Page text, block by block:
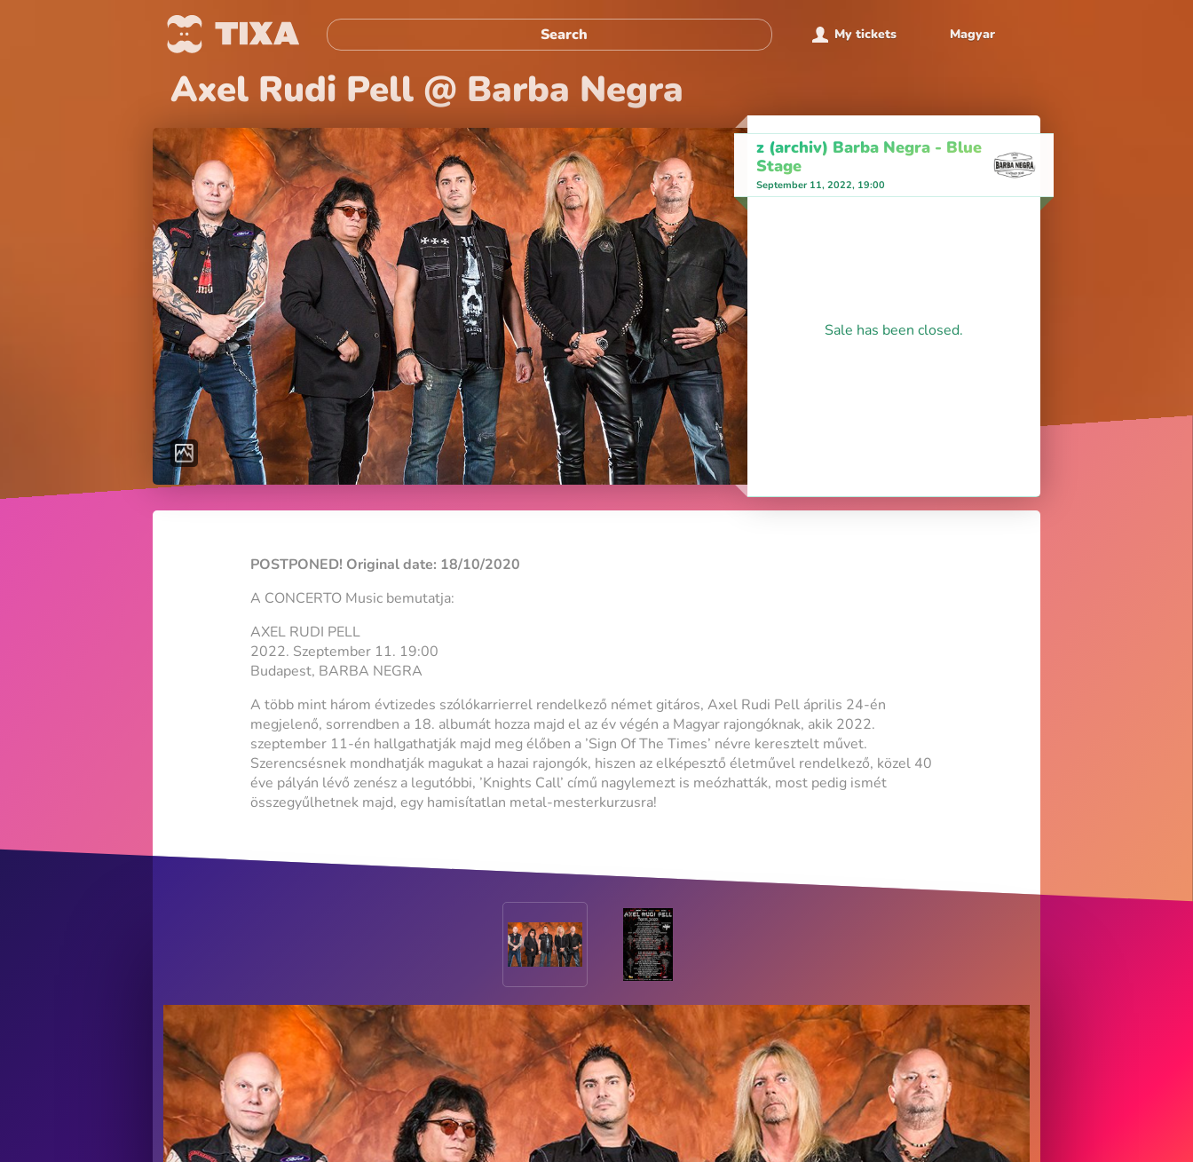
My tickets Magyar
Axel Rudi Pell @ Barba Negra
z (archiv) Barba Negra - Blue
Stage
September 11, 2022, 19:00
Sale has been closed.
POSTPONED! Original date: 18/10/2020
A CONCERTO Music bemutatja:
AXEL RUDI PELL
2022. Szeptember 11. 19:00
Budapest, BARBA NEGRA
A több mint három évtizedes szólókarrierrel rendelkező német gitáros, Axel Rudi Pell április 24-én
megjelenő, sorrendben a 18. albumát hozza majd el az év végén a Magyar rajongóknak, akik 2022.
szeptember 11-én hallgathatják majd meg élőben a ’Sign Of The Times’ névre keresztelt művet.
Szerencsésnek mondhatják magukat a hazai rajongók, hiszen az elképesztő életművel rendelkező, közel 40
éve pályán lévő zenész a legutóbbi, ’Knights Call’ című nagylemezt is meózhatták, most pedig ismét
összegyűlhetnek majd, egy hamisítatlan metal-mesterkurzusra!